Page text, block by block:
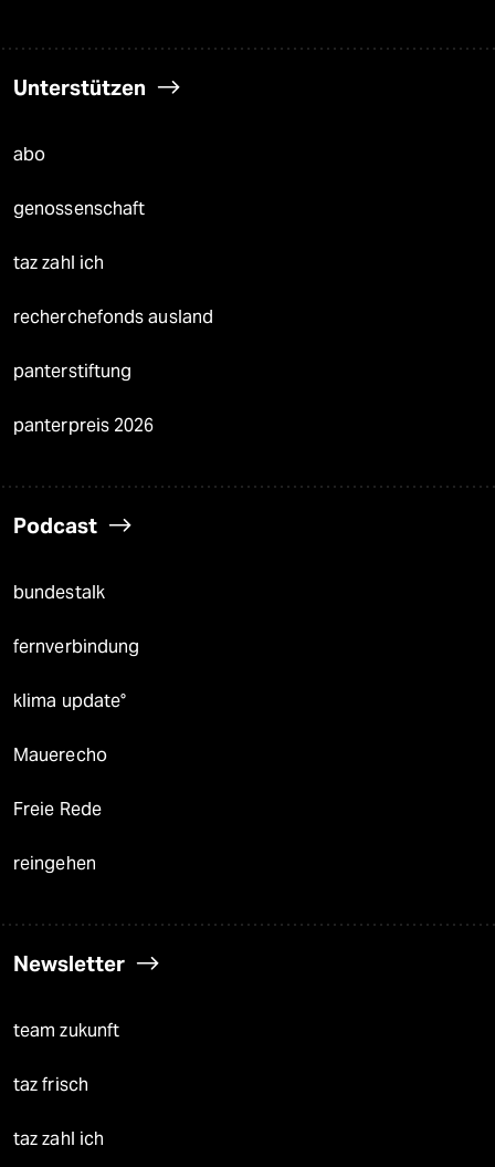
Unterstützen
abo
genossenschaft
taz zahl ich
recherchefonds ausland
panterstiftung
panterpreis 2026
Podcast
bundestalk
fernverbindung
klima update°
Mauerecho
Freie Rede
reingehen
Newsletter
team zukunft
taz frisch
taz zahl ich